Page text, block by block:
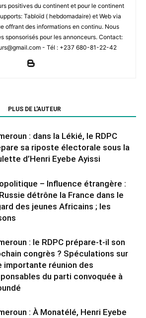
positives du continent et pour le continent
Tabloïd ( hebdomadaire) et Web via
offrant des informations en continu. Nous
sponsorisés pour les annonceurs. Contact:
- Tél : +237 680-81-22-42
PLUS DE L'AUTEUR
: dans la Lékié, le RDPC
sa riposte électorale sous la
d’Henri Eyebe Ayissi
– Influence étrangère :
détrône la France dans le
des jeunes Africains ; les
: le RDPC prépare-t-il son
congrès ? Spéculations sur
importante réunion des
du parti convoquée à
: À Monatélé, Henri Eyebe